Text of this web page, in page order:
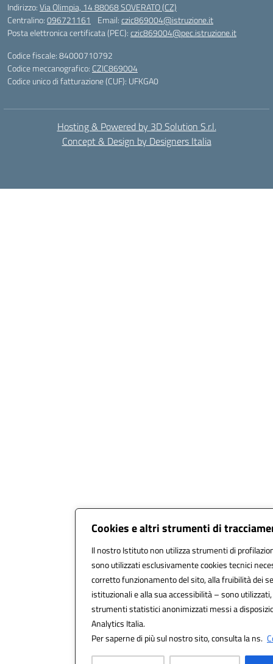
Cookies e altri strumenti di
Il nostro Istituto non utilizza strumenti di
sono utilizzati esclusivamente cookies tecnici
corretto funzionamento del sito, alla fruibilità dei
istituzionali e alla sua accessibilità – sono
strumenti statistici anonimizzati messi a
Analytics Italia.
Per saperne di più sul nostro sito, consulta la ns.
Indirizzo:Via Olimpia, 14 88068 SOVERATO (CZ)
Centralino:096721161 Email:czic869004@istruzione.it
Posta elettronica certificata (PEC):czic869004@pec.istruzione.it
Codice fiscale: 84000710792
Codice meccanografico: CZIC869004
Codice unico di fatturazione (CUF): UFKGA0
Hosting & Powered by 3D Solution S.r.l.
Concept & Design by Designers Italia